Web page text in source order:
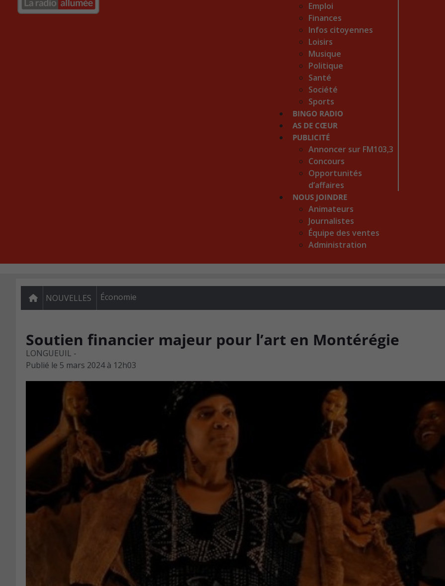
Emploi
Finances
Infos citoyennes
Loisirs
Musique
Politique
Santé
Société
Sports
BINGO RADIO
AS DE CŒUR
PUBLICITÉ
Annoncer sur FM103,3
Concours
Opportunités
d’affaires
NOUS JOINDRE
Animateurs
Journalistes
Équipe des ventes
Administration
NOUVELLES Économie
Soutien financier majeur pour l’art en Montérégie
LONGUEUIL -
Publié le 5 mars 2024 à 12h03